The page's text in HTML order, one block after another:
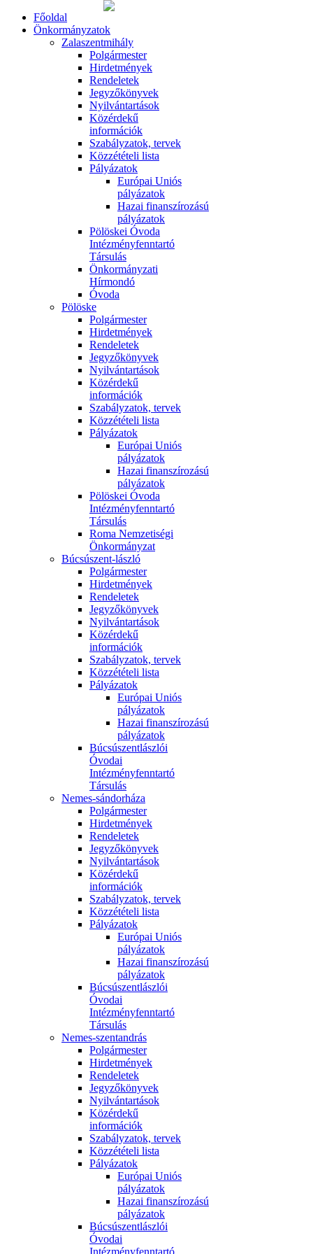
Főoldal
Önkormányzatok
Zalaszentmihály
Polgármester
Hirdetmények
Rendeletek
Jegyzőkönyvek
Nyilvántartások
Közérdekű
információk
Szabályzatok, tervek
Közzétételi lista
Pályázatok
Európai Uniós
pályázatok
Hazai finanszírozású
pályázatok
Pölöskei Óvoda
Intézményfenntartó
Társulás
Önkormányzati
Hírmondó
Óvoda
Pölöske
Polgármester
Hirdetmények
Rendeletek
Jegyzőkönyvek
Nyilvántartások
Közérdekű
információk
Szabályzatok, tervek
Közzétételi lista
Pályázatok
Európai Uniós
pályázatok
Hazai finanszírozású
pályázatok
Pölöskei Óvoda
Intézményfenntartó
Társulás
Roma Nemzetiségi
Önkormányzat
Búcsúszent-lászló
Polgármester
Hirdetmények
Rendeletek
Jegyzőkönyvek
Nyilvántartások
Közérdekű
információk
Szabályzatok, tervek
Közzétételi lista
Pályázatok
Európai Uniós
pályázatok
Hazai finanszírozású
pályázatok
Búcsúszentlászlói
Óvodai
Intézményfenntartó
Társulás
Nemes-sándorháza
Polgármester
Hirdetmények
Rendeletek
Jegyzőkönyvek
Nyilvántartások
Közérdekű
információk
Szabályzatok, tervek
Közzétételi lista
Pályázatok
Európai Uniós
pályázatok
Hazai finanszírozású
pályázatok
Búcsúszentlászlói
Óvodai
Intézményfenntartó
Társulás
Nemes-szentandrás
Polgármester
Hirdetmények
Rendeletek
Jegyzőkönyvek
Nyilvántartások
Közérdekű
információk
Szabályzatok, tervek
Közzétételi lista
Pályázatok
Európai Uniós
pályázatok
Hazai finanszírozású
pályázatok
Búcsúszentlászlói
Óvodai
Intézményfenntartó